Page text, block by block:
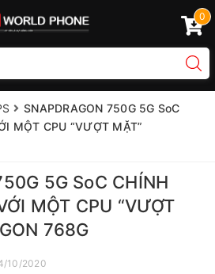
0
SNAPDRAGON 750G 5G SoC
MỘT CPU “VƯỢT MẶT”
5G SoC CHÍNH
MỘT CPU “VƯỢT
768G
10/2020